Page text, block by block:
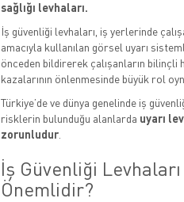
sağlığı levhaları.
İş güvenliği levhaları, iş yerlerinde
amacıyla kullanılan görsel uyarı
önceden bildirerek çalışanların bilinçli
kazalarının önlenmesinde büyük rol
Türkiye’de ve dünya genelinde iş
risklerin bulunduğu alanlarda uyarı
zorunludur.
İş Güvenliği
Önemlidir?